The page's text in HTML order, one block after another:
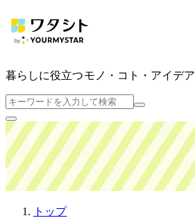
暮らしに役立つモノ・コト・アイデア
トップ